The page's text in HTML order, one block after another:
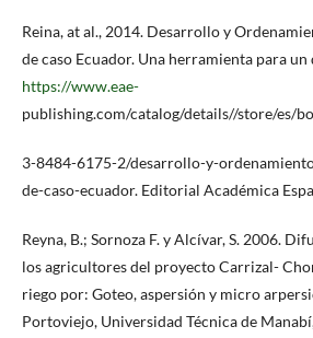
Reina, at al., 2014. Desarrollo y
de caso Ecuador. Una herramienta para
https://www.eae-
publishing.com/catalog/details//store/es/
3-8484-6175-2/desarrollo-y-
de-caso-ecuador. Editorial Académica
Reyna, B.; Sornoza F. y Alcívar, S. 2006.
los agricultores del proyecto Carrizal-
riego por: Goteo, aspersión y micro
Portoviejo, Universidad Técnica de